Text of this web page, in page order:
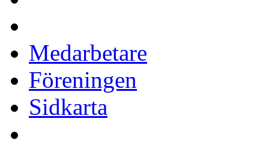
Medarbetare
Föreningen
Sidkarta